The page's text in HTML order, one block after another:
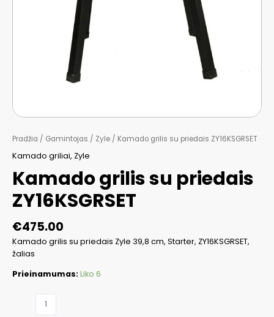
Pradžia / Gamintojas / Zyle / Kamado grilis su priedais ZY16KSGRSET
Kamado griliai, Zyle
Kamado grilis su priedais
ZY16KSGRSET
€475.00
Kamado grilis su priedais Zyle 39,8 cm, Starter, ZY16KSGRSET,
žalias
Prieinamumas:Liko 6
produkto